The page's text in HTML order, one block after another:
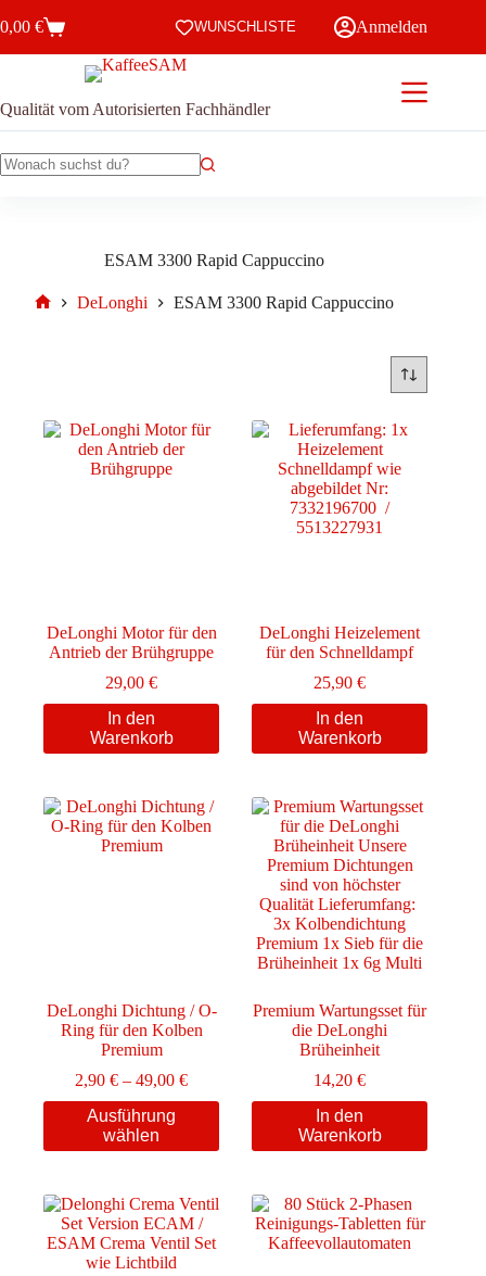
Inhalt
Warenkorb
0,00 € WUNSCHLISTE Anmelden
Qualität vom Autorisierten Fachhändler
ESAM 3300 Rapid Cappuccino
DeLonghi ESAM 3300 Rapid Cappuccino
DeLonghi Motor für den
Antrieb der Brühgruppe
29,00€
In den
Warenkorb
DeLonghi Heizelement
für den Schnelldampf
25,90€
In den
Warenkorb
DeLonghi Dichtung / O-
Ring für den Kolben
Premium
2,90€ –49,00€Preisspanne:
2,90 €
Ausführung
wählen
Dieses
Produkt
weist
auf.
Die
Optionen
können
Premium Wartungsset für
die DeLonghi
Brüheinheit
14,20€
In den
Warenkorb